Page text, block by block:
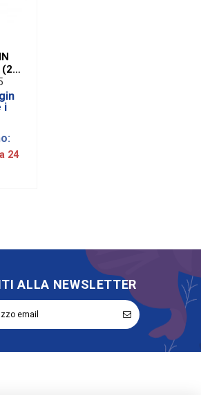
(24
i
24
ALLA NEWSLETTER